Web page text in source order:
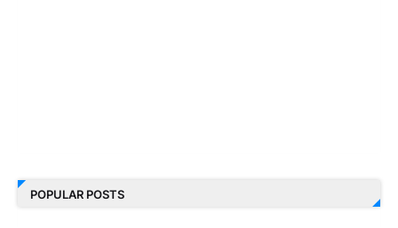
POPULAR POSTS